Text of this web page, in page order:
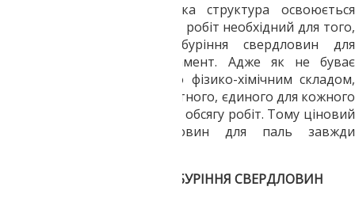
індивідуально по тому, яка структура освоюється
ділянки і від того, який обсяг робіт необхідний для того,
щоб успішно провести буріння свердловин для
установки паль під фундамент. Адже як не буває
ідентичного грунту за його фізико-хімічним складом,
так само і не буває і стандартного, єдиного для кожного
випадку буріння свердловин обсягу робіт. Тому ціновий
діапазон буріння свердловин для паль завжди
ТЕХНОЛОГІЯ ШНЕКОВОГО БУРІННЯ СВЕРДЛОВИН